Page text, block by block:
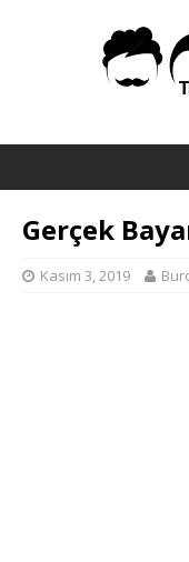
Gerçek
Kasım 3, 2019